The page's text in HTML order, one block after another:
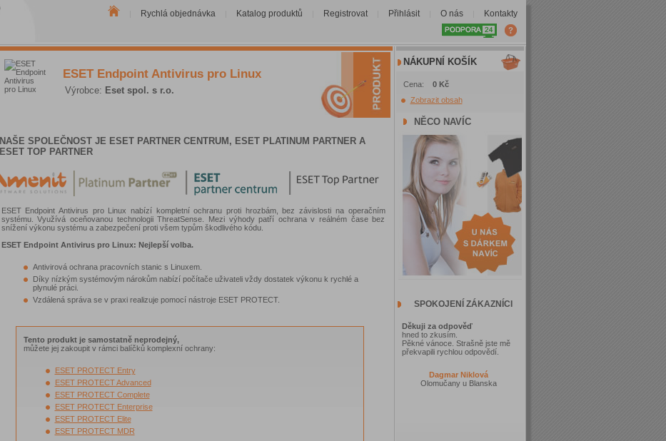
Rychlá objednávka Katalog produktů Registrovat Přihlásit O nás Kontakty
ESET Endpoint Antivirus pro Linux
Výrobce: Eset spol. s r.o.
NAŠE SPOLEČNOST JE ESET PARTNER CENTRUM, ESET PLATINUM PARTNER A
ESET TOP PARTNER
ESET Endpoint Antivirus pro Linux nabízí kompletní ochranu proti hrozbám, bez závislosti na operačním
systému. Využívá oceňovanou technologii ThreatSense. Mezi výhody patří ochrana v reálném čase bez
snížení výkonu systému a zabezpečení proti všem typům škodlivého kódu.
ESET Endpoint Antivirus pro Linux: Nejlepší volba.
Antivirová ochrana pracovních stanic s Linuxem.
Díky nízkým systémovým nárokům nabízí počítače uživateli vždy dostatek výkonu k rychlé a
plynulé práci.
Vzdálená správa se v praxi realizuje pomocí nástroje ESET PROTECT.
Tento produkt je samostatně neprodejný,
můžete jej zakoupit v rámci balíčků komplexní ochrany:
ESET PROTECT Entry
ESET PROTECT Advanced
ESET PROTECT Complete
ESET PROTECT Enterprise
ESET PROTECT Elite
ESET PROTECT MDR
NÁKUPNÍ KOŠÍK
Cena: 0 Kč
Zobrazit obsah
NĚCO NAVÍC
SPOKOJENÍ ZÁKAZNÍCI
Děkuji za odpověď
hned to zkusím.
Pěkné vánoce. Strašně jste mě
překvapili rychlou odpovědí.
Dagmar Niklová
Olomučany u Blanska